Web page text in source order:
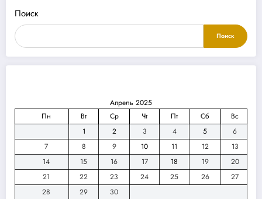
Поиск
Поиск
Апрель 2025
Пн
Вт Ср Чт Пт Сб
Вс
1
2 3 4 5
6
7
8 9 10 11 12
13
14
15 16 17 18 19
20
21
22 23 24 25 26
27
28
29
30